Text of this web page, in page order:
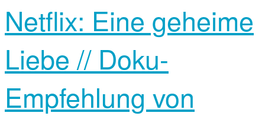
Netflix: Eine geheime
Liebe // Doku-
Empfehlung von